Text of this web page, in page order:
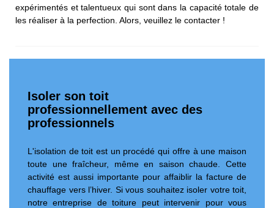
expérimentés et talentueux qui sont dans la capacité totale de
les réaliser à la perfection. Alors, veuillez le contacter !
Isoler son toit
professionnellement avec des
professionnels
L'isolation de toit est un procédé qui offre à une maison
toute une fraîcheur, même en saison chaude. Cette
activité est aussi importante pour affaiblir la facture de
chauffage vers l’hiver. Si vous souhaitez isoler votre toit,
notre entreprise de toiture peut intervenir pour vous